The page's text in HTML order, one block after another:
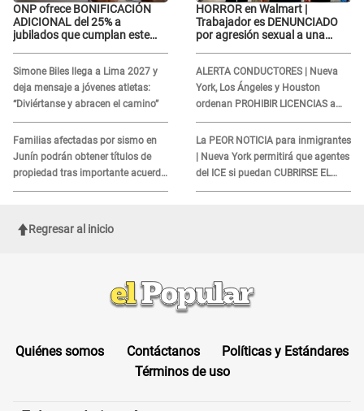
ONP ofrece BONIFICACIÓN
ADICIONAL del 25% a
jubilados que cumplan este
Simone Biles llega a Lima 2027 y
deja mensaje a jóvenes atletas:
“Diviértanse y abracen el camino”
Familias afectadas por sismo en
Junín podrán obtener títulos de
propiedad tras importante acuerdo
de Cofopri
HORROR en Walmart |
Trabajador es DENUNCIADO
por agresión sexual a una
ALERTA CONDUCTORES | Nueva
York, Los Ángeles y Houston
ordenan PROHIBIR LICENCIAS a
quienes no presenten ESTE
DOCUMENTO
La PEOR NOTICIA para inmigrantes
| Nueva York permitirá que agentes
del ICE si puedan CUBRIRSE EL
ROSTRO
Regresar al inicio
Quiénes somos Contáctanos
Políticas y Estándares
Términos de uso